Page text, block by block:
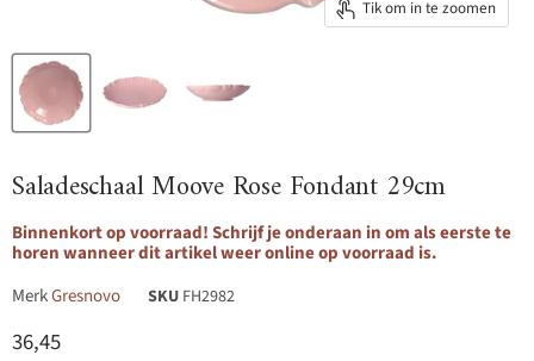
Tik om in te zoomen
Saladeschaal Moove Rose Fondant 29cm
Binnenkort op voorraad! Schrijf je onderaan in om als eerste te
horen wanneer dit artikel weer online op voorraad is.
MerkGresnovo SKU FH2982
Huidige prijs
36,45